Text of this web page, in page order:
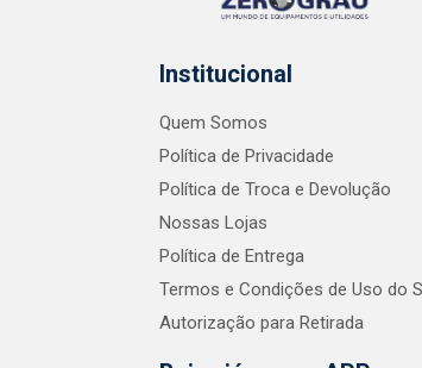
Institucional
Quem Somos
Política de Privacidade
Política de Troca e Devolução
Nossas Lojas
Política de Entrega
Termos e Condições de Uso do
Autorização para Retirada